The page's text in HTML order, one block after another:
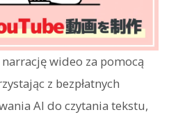
wideo za pomocą
z bezpłatnych
AI do czytania tekstu,